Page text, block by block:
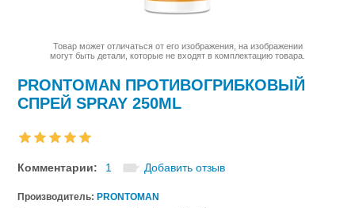
Товар может отличаться от его изображения, на изображении
могут быть детали, которые не входят в комплектацию товара.
PRONTOMAN ПРОТИВОГРИБКОВЫЙ
CПРЕЙ SPRAY 250ML
Комментарии: 1 Добавить отзыв
Производитель: PRONTOMAN